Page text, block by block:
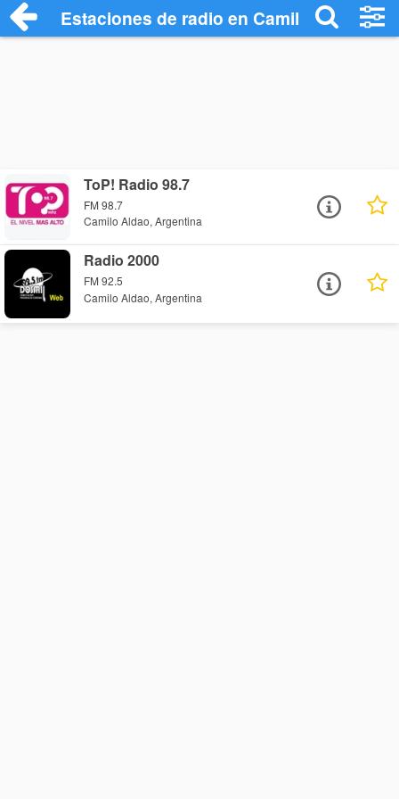
Estaciones de radio en Camilo Aldao -
ToP! Radio 98.7
FM 98.7
Camilo Aldao, Argentina
Radio 2000
FM 92.5
Camilo Aldao, Argentina